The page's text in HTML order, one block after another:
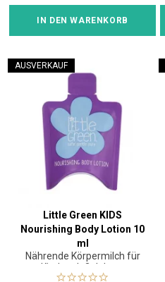
IN DEN WARENKORB
AUSVERKAUF
Little Green KIDS
Nourishing Body Lotion 10
ml
Nährende Körpermilch für
Kinder ab 3 Jahren